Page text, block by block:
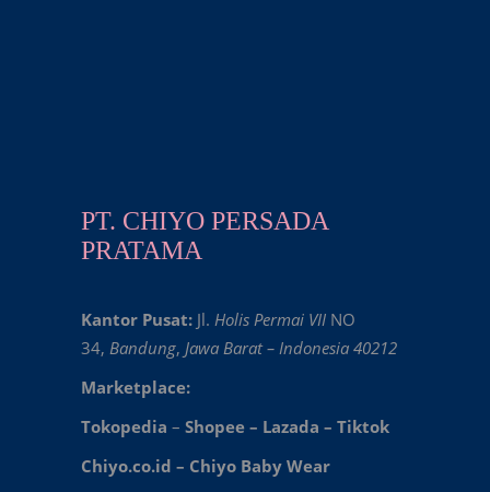
PT. CHIYO PERSADA
PRATAMA
Kantor Pusat: Jl. Holis Permai VII NO
34, Bandung, Jawa Barat – Indonesia 40212
Marketplace:
Tokopedia – Shopee – Lazada – Tiktok
Chiyo.co.id – Chiyo Baby Wear